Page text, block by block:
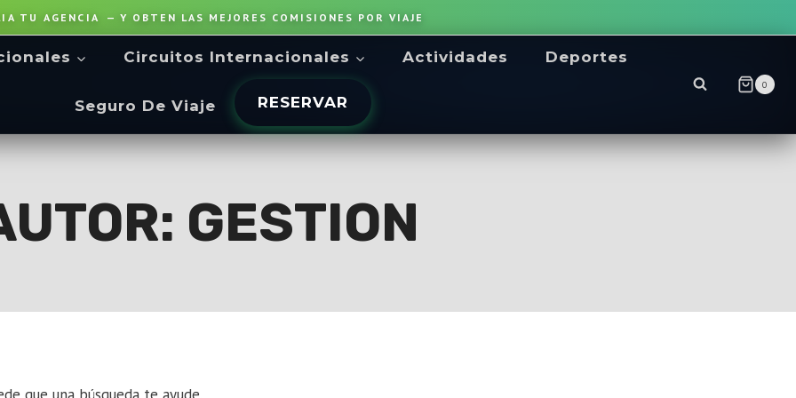
TU AGENCIA — Y OBTEN LAS MEJORES COMISIONES POR VIAJE
Circuitos Internacionales Actividades Deportes
Seguro De Viaje RESERVAR
0
GESTION